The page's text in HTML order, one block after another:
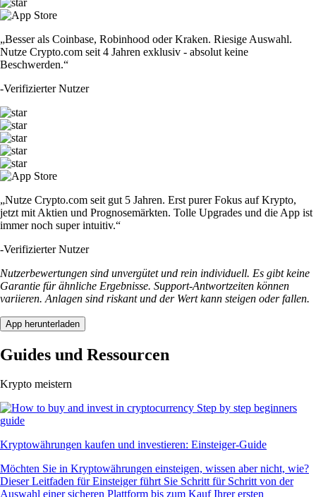
„Besser als Coinbase, Robinhood oder Kraken. Riesige Auswahl.
Nutze Crypto.com seit 4 Jahren exklusiv - absolut keine
Beschwerden.“
-Verifizierter Nutzer
„Nutze Crypto.com seit gut 5 Jahren. Erst purer Fokus auf Krypto,
jetzt mit Aktien und Prognosemärkten. Tolle Upgrades und die App ist
immer noch super intuitiv.“
-Verifizierter Nutzer
Nutzerbewertungen sind unvergütet und rein individuell. Es gibt keine
Garantie für ähnliche Ergebnisse. Support-Antwortzeiten können
variieren. Anlagen sind riskant und der Wert kann steigen oder fallen.
App herunterladen
Guides und Ressourcen
Krypto meistern
Kryptowährungen kaufen und investieren: Einsteiger-Guide
Möchten Sie in Kryptowährungen einsteigen, wissen aber nicht, wie?
Dieser Leitfaden für Einsteiger führt Sie Schritt für Schritt von der
Auswahl einer sicheren Plattform bis zum Kauf Ihrer ersten